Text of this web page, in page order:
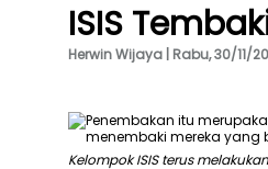
ISIS
Herwin Wijaya | Rabu, 30/11/
Kelompok ISIS terus